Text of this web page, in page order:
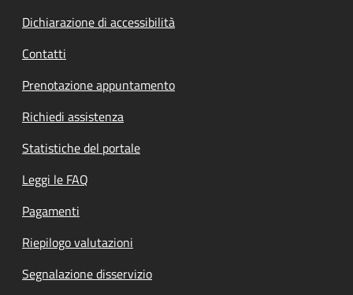
Dichiarazione di accessibilità
Contatti
Prenotazione appuntamento
Richiedi assistenza
Statistiche del portale
Leggi le FAQ
Pagamenti
Riepilogo valutazioni
Segnalazione disservizio